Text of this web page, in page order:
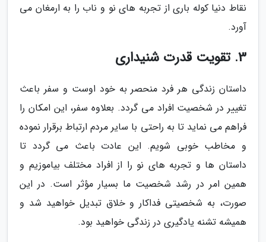
نقاط دنیا کوله باری از تجربه های نو و ناب را به ارمغان می
آورد.
3. تقویت قدرت شنیداری
داستان زندگی هر فرد منحصر به خود اوست و سفر باعث
تغییر در شخصیت افراد می گردد. بعلاوه سفر، این امکان را
فراهم می نماید تا به راحتی با سایر مردم ارتباط برقرار نموده
و مخاطب خوبی شویم. این عادت باعث می گردد تا
داستان ها و تجربه های نو را از افراد مختلف بیاموزیم و
همین امر در رشد شخصیت ما بسیار مؤثر است. در این
صورت، به شخصیتی فداکار و خلاق تبدیل خواهید شد و
همیشه تشنه یادگیری در زندگی خواهید بود.